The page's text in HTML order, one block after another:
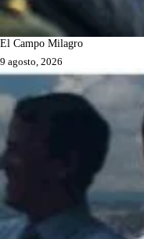
El Campo Milagro
9 agosto, 2026